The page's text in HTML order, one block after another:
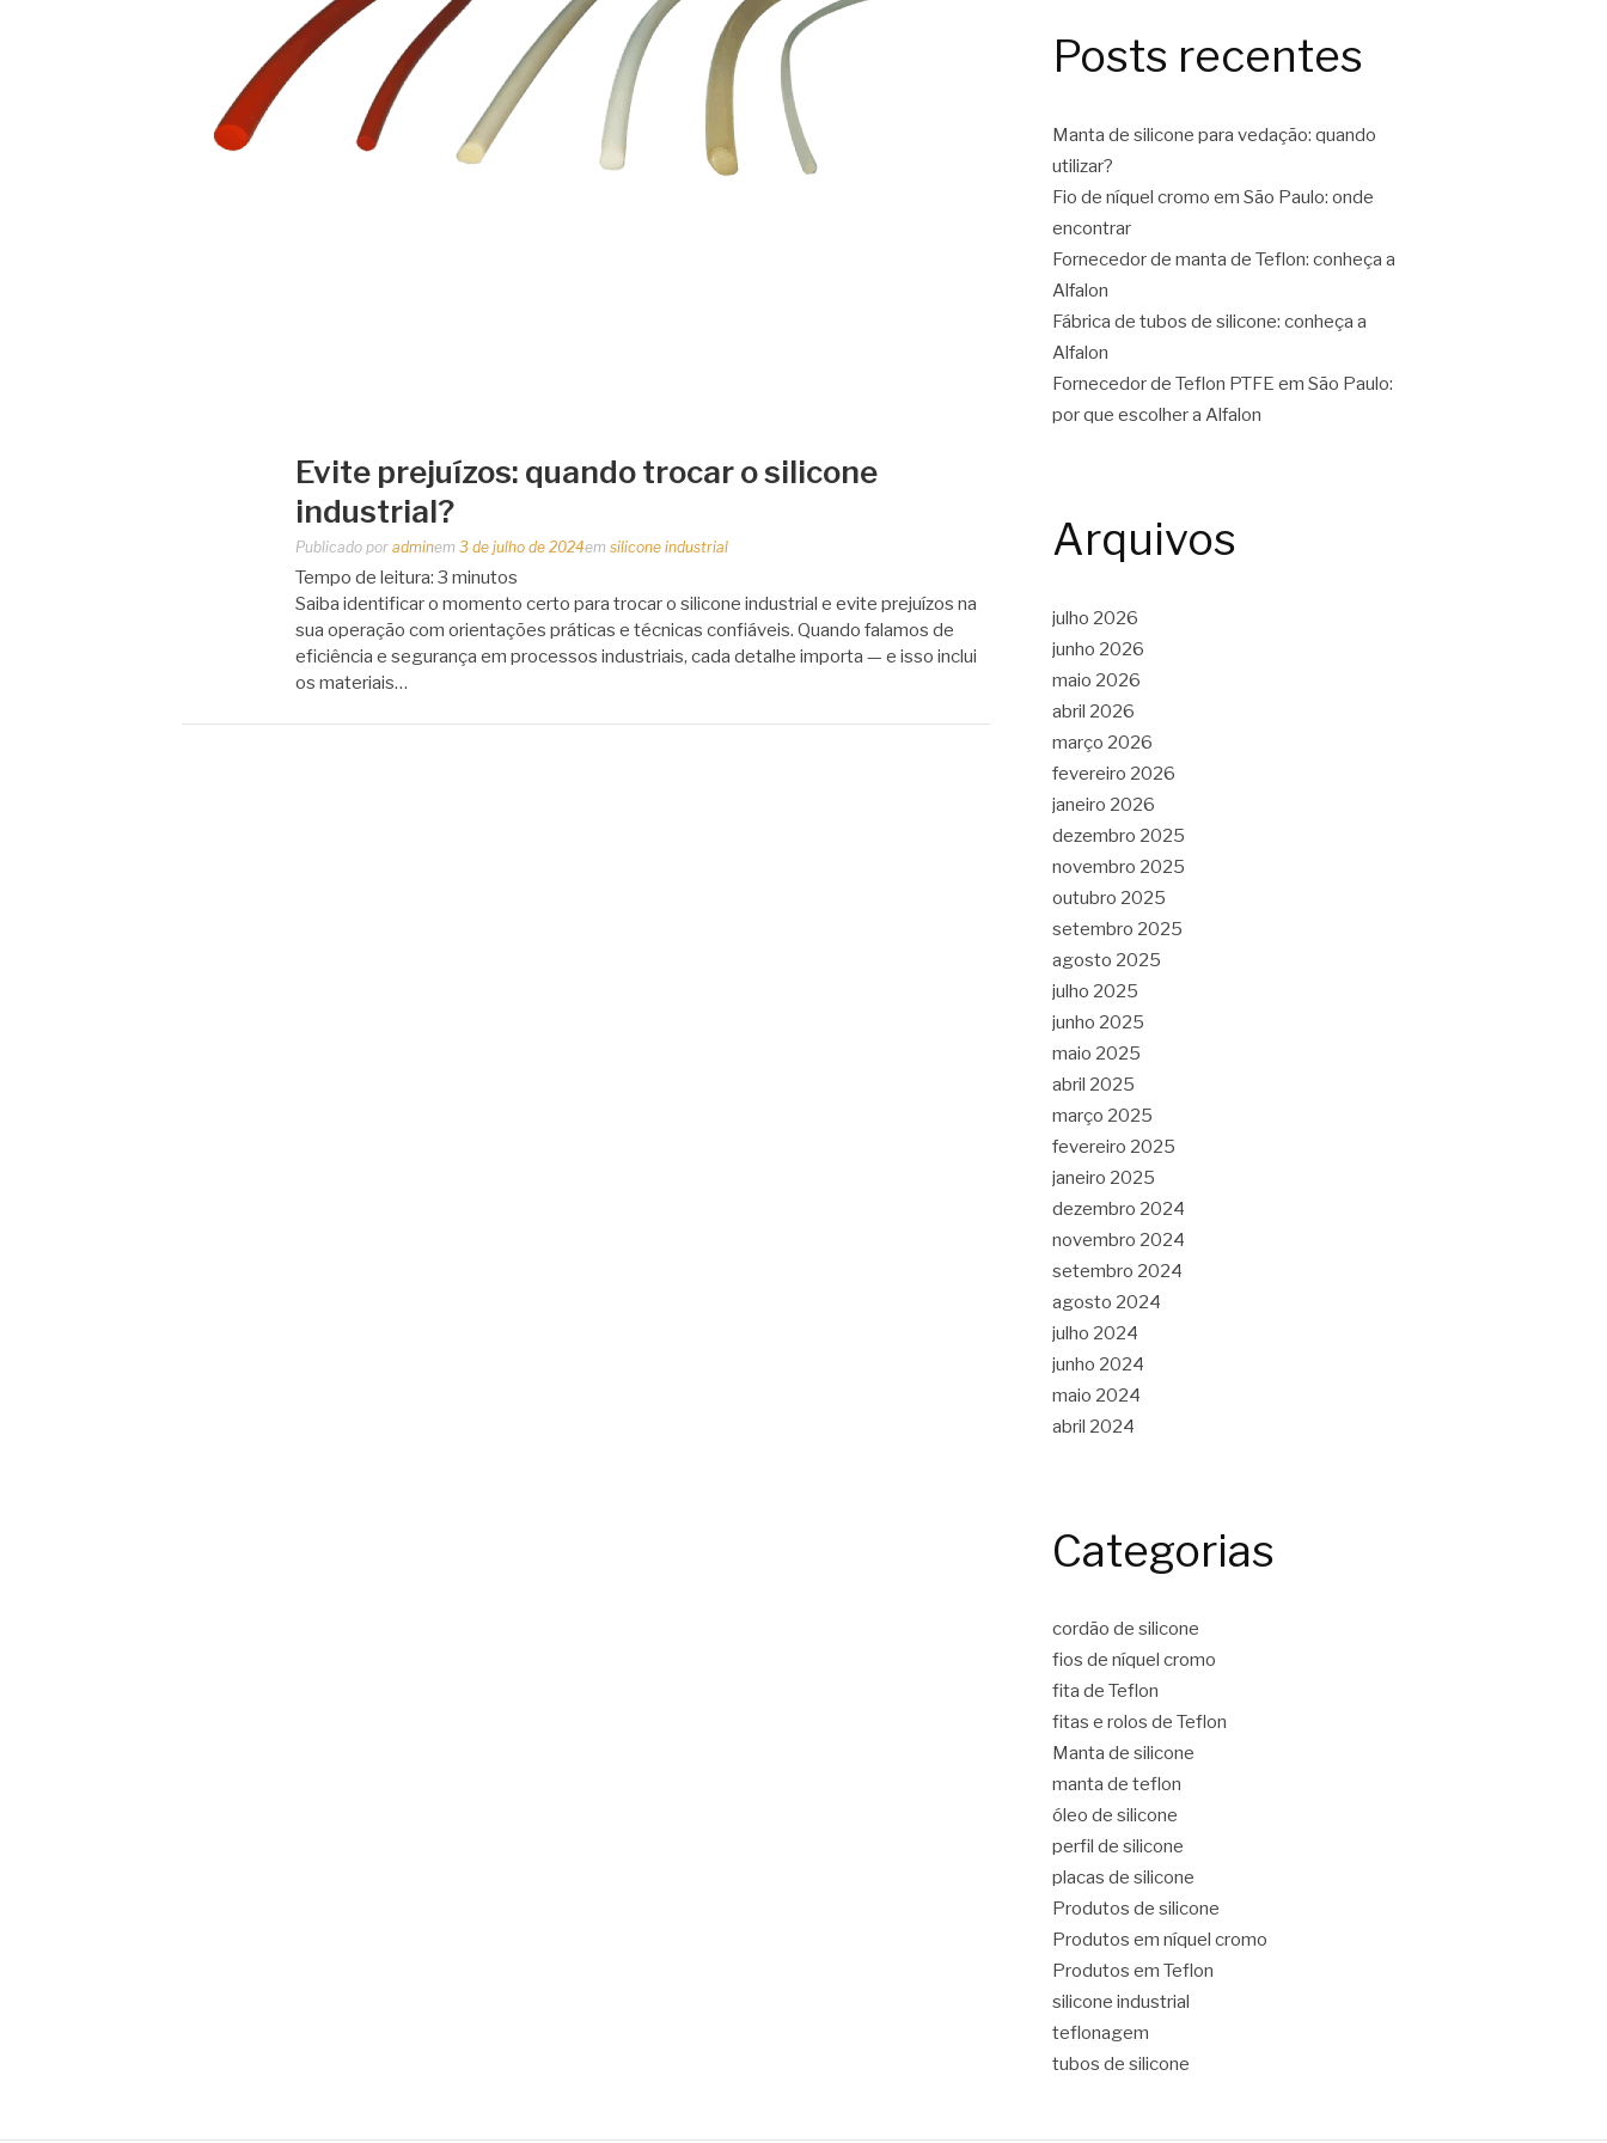
Evite prejuízos: quando trocar o silicone
industrial?
Publicado por adminem 3 de julho de 2024em silicone industrial
Tempo de leitura: 3 minutos
Saiba identificar o momento certo para trocar o silicone industrial e evite prejuízos na
sua operação com orientações práticas e técnicas confiáveis. Quando falamos de
eficiência e segurança em processos industriais, cada detalhe importa — e isso inclui
os materiais…
Posts recentes
Manta de silicone para vedação: quando
utilizar?
Fio de níquel cromo em São Paulo: onde
encontrar
Fornecedor de manta de Teflon: conheça a
Alfalon
Fábrica de tubos de silicone: conheça a
Alfalon
Fornecedor de Teflon PTFE em São Paulo:
por que escolher a Alfalon
Arquivos
julho 2026
junho 2026
maio 2026
abril 2026
março 2026
fevereiro 2026
janeiro 2026
dezembro 2025
novembro 2025
outubro 2025
setembro 2025
agosto 2025
julho 2025
junho 2025
maio 2025
abril 2025
março 2025
fevereiro 2025
janeiro 2025
dezembro 2024
novembro 2024
setembro 2024
agosto 2024
julho 2024
junho 2024
maio 2024
abril 2024
Categorias
cordão de silicone
fios de níquel cromo
fita de Teflon
fitas e rolos de Teflon
Manta de silicone
manta de teflon
óleo de silicone
perfil de silicone
placas de silicone
Produtos de silicone
Produtos em níquel cromo
Produtos em Teflon
silicone industrial
teflonagem
tubos de silicone